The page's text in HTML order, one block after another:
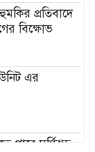
প্রতিবাদে
বিক্ষোভ
এর
পারে ঘূর্ণিঝড়